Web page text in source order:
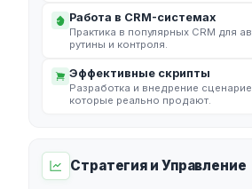
Работа в CRM-системах
Практика в популярных CRM для
рутины и контроля.
Эффективные скрипты
Разработка и внедрение
которые реально продают.
Стратегия и Управление